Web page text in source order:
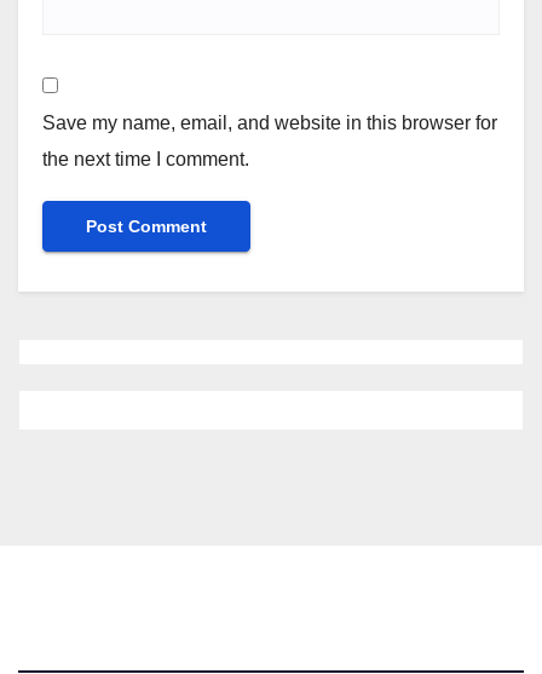
Save my name, email, and website in this browser for
the next time I comment.